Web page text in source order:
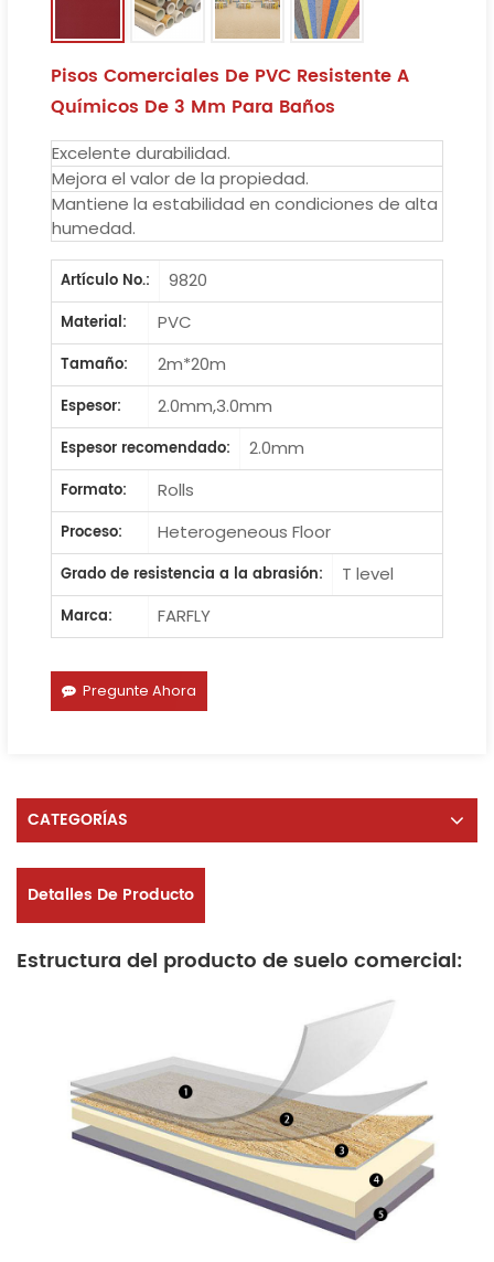
Pisos Comerciales De PVC Resistente A
Químicos De 3 Mm Para Baños
Excelente durabilidad.
Mejora el valor de la propiedad.
Mantiene la estabilidad en condiciones de alta
humedad.
Artículo No.:
9820
Material:
PVC
Tamaño:
2m*20m
Espesor:
2.0mm,3.0mm
Espesor recomendado:
2.0mm
Formato:
Rolls
Proceso:
Heterogeneous Floor
Grado de resistencia a la abrasión:
T level
Marca:
FARFLY
Pregunte Ahora
CATEGORÍAS
Detalles De Producto
Estructura del producto de suelo comercial: